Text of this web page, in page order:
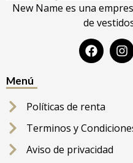
New Name es una
de
Menú
Políticas de renta
Terminos y
Aviso de privacidad